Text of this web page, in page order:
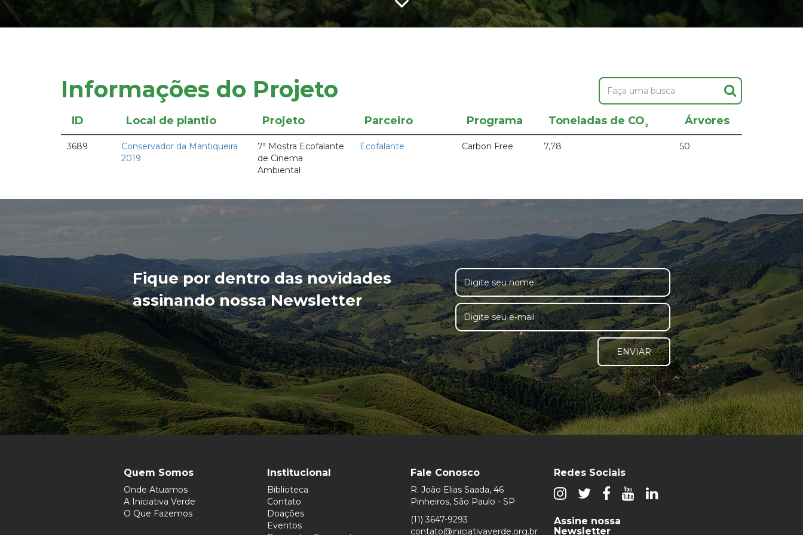
Informações do Projeto
ID Local de plantio Projeto Parceiro Programa Toneladas de CO² Árvores
3689
Conservador da Mantiqueira
2019
7ª Mostra Ecofalante
de Cinema
Ambiental
Ecofalante Carbon Free 7,78 50
Fique por dentro das novidades
assinando nossa Newsletter
ENVIAR
Quem Somos
Onde Atuamos
A Iniciativa Verde
O Que Fazemos
Institucional
Biblioteca
Contato
Doações
Eventos
Fale Conosco
R. João Elias Saada, 46
Pinheiros, São Paulo - SP
(11) 3647-9293
contato@iniciativaverde.org.br
Redes Sociais
Assine nossa
Newsletter